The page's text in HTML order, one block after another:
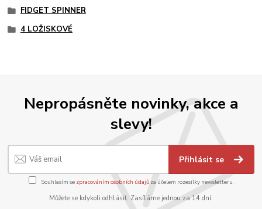
FIDGET SPINNER
4 LOŽISKOVÉ
Nepropásněte novinky, akce a
slevy!
Přihlásit se
Souhlasím se zpracováním osobních údajůza účelem rozesílky newsletteru.
Můžete se kdykoli odhlásit. Zasíláme jednou za 14 dní.